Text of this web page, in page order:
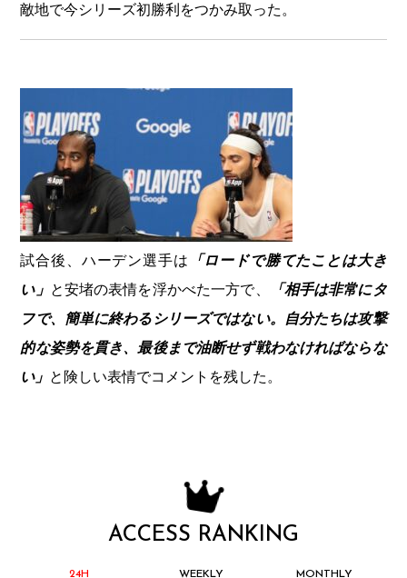
敵地で今シリーズ初勝利をつかみ取った。
試合後、ハーデン選手は 「ロードで勝てたことは大き
い」 と安堵の表情を浮かべた一方で、
「相手は非常にタ
フで、簡単に終わるシリーズではない。自分たちは攻撃
的な姿勢を貫き、最後まで油断せず戦わなければならな
い」 と険しい表情でコメントを残した。
ACCESS RANKING
24H WEEKLY MONTHLY